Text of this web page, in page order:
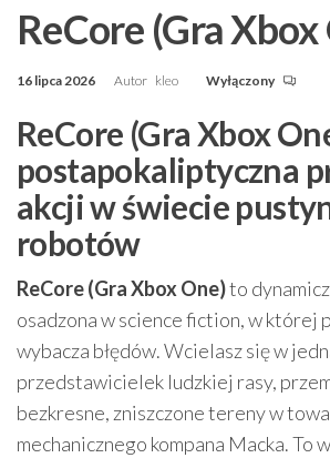
ReCore (Gra Xbox
16 lipca 2026 Autor kleo Wyłączony
ReCore (Gra Xbox
postapokaliptyczna
akcji w świecie
robotów
ReCore (Gra Xbox One)to
osadzona w science fiction, w której
wybacza błędów. Wcielasz się w
przedstawicielek ludzkiej rasy,
bezkresne, zniszczone tereny w
mechanicznego kompana Macka. To